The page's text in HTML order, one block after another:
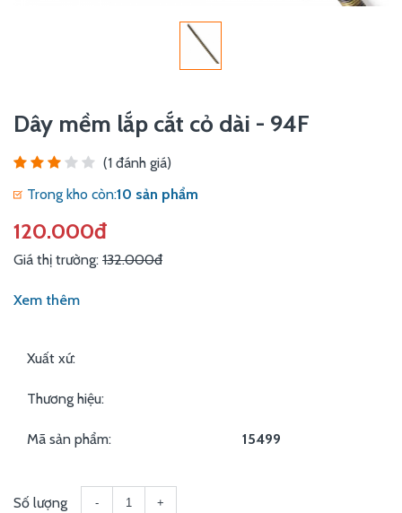
Dây mềm lắp cắt cỏ dài - 94F
(1 đánh giá)
Trong kho còn:10 sản phẩm
120.000đ
Giá thị trường: 132.000đ
Xem thêm
Xuất xứ:
Thương hiệu:
Mã sản phẩm: 15499
Số lượng - +